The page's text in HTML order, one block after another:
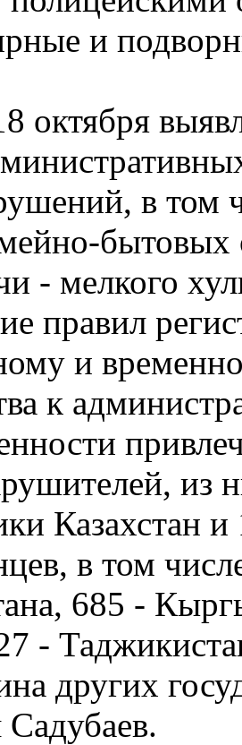
и
октября
в том
- мелкого
правил
и
к
из
Казахстан и
в том
685 -
-
других